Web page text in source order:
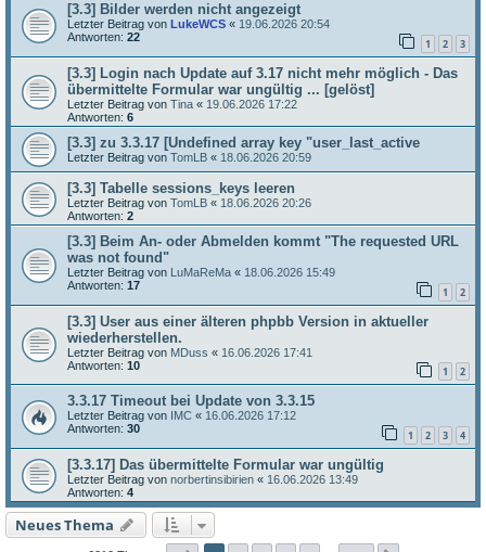
[3.3] Bilder werden nicht angezeigt
Letzter Beitrag von LukeWCS « 19.06.2026 20:54
Antworten: 22 1 2 3
[3.3] Login nach Update auf 3.17 nicht mehr möglich - Das
übermittelte Formular war ungültig ... [gelöst]
Letzter Beitrag von Tina « 19.06.2026 17:22
Antworten: 6
[3.3] zu 3.3.17 [Undefined array key "user_last_active
Letzter Beitrag von TomLB « 18.06.2026 20:59
[3.3] Tabelle sessions_keys leeren
Letzter Beitrag von TomLB « 18.06.2026 20:26
Antworten: 2
[3.3] Beim An- oder Abmelden kommt "The requested URL
was not found"
Letzter Beitrag von LuMaReMa « 18.06.2026 15:49
Antworten: 17 1 2
[3.3] User aus einer älteren phpbb Version in aktueller
wiederherstellen.
Letzter Beitrag von MDuss « 16.06.2026 17:41
Antworten: 10 1 2
3.3.17 Timeout bei Update von 3.3.15
Letzter Beitrag von IMC « 16.06.2026 17:12
Antworten: 30 1 2 3 4
[3.3.17] Das übermittelte Formular war ungültig
Letzter Beitrag von norbertinsibirien « 16.06.2026 13:49
Antworten: 4
Neues Thema